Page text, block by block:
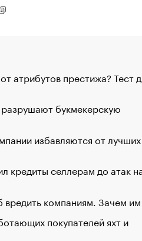
атрибутов престижа? Тест
букмекерскую
избавляются от лучших
кредиты селлерам до атак
компаниям. Зачем
покупателей яхт и